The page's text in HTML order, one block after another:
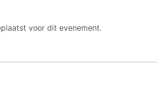
voor dit evenement.